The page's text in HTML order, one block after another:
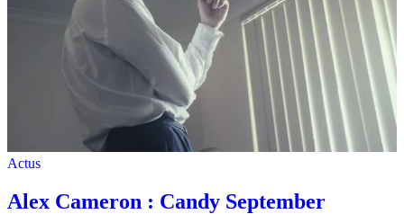
Actus
Alex Cameron : Candy September